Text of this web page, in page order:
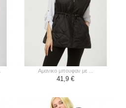
αμανικο μπουφαν με ...
41,9 €